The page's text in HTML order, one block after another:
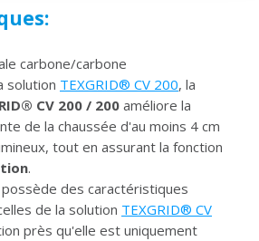
carbone/carbone
solution TEXGRID® CV 200, la
CV 200/ 200 améliore la
de la chaussée d'au moins 4 cm
tout en assurant la fonction
.
des caractéristiques
de la solution TEXGRID® CV
près qu'elle est uniquement